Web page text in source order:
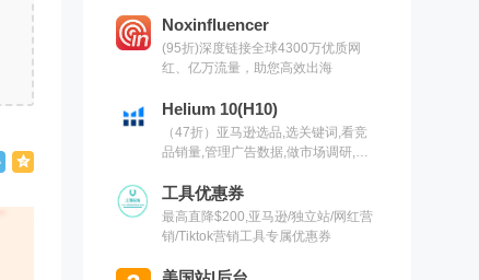
具以及出海干货集锦,欢迎关注
Noxinfluencer
(95折)深度链接全球4300万优质网
红、亿万流量，助您高效出海
Helium 10(H10)
（47折）亚马逊选品,选关键词,看竞
品销量,管理广告数据,做市场调研,有
工具优惠券
最高直降$200,亚马逊/独立站/网红营
销/Tiktok营销工具专属优惠券